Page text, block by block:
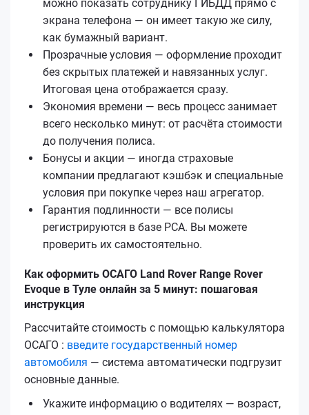
можно показать сотруднику ГИБДД прямо с
экрана телефона — он имеет такую же силу,
как бумажный вариант.
Прозрачные условия — оформление проходит
без скрытых платежей и навязанных услуг.
Итоговая цена отображается сразу.
Экономия времени — весь процесс занимает
всего несколько минут: от расчёта стоимости
до получения полиса.
Бонусы и акции — иногда страховые
компании предлагают кэшбэк и специальные
условия при покупке через наш агрегатор.
Гарантия подлинности — все полисы
регистрируются в базе РСА. Вы можете
проверить их самостоятельно.
Как оформить ОСАГО Land Rover Range Rover
Evoque в Туле онлайн за 5 минут: пошаговая
инструкция
Рассчитайте стоимость с помощью калькулятора
ОСАГО : введите государственный номер
автомобиля — система автоматически подгрузит
основные данные.
Укажите информацию о водителях — возраст,